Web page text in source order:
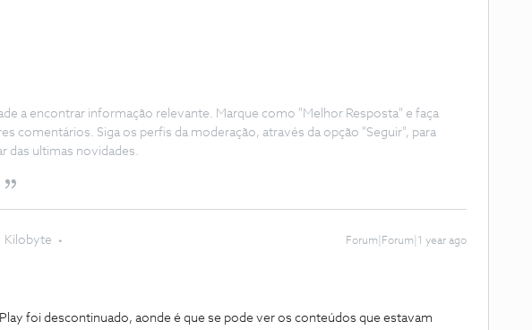
a encontrar informação relevante. Marque como "Melhor Resposta" e faça
comentários. Siga os perfis da moderação, através da opção "Seguir", para
das ultimas novidades.
Kilobyte Forum|Forum|1 year ago
foi descontinuado, aonde é que se pode ver os conteúdos que estavam